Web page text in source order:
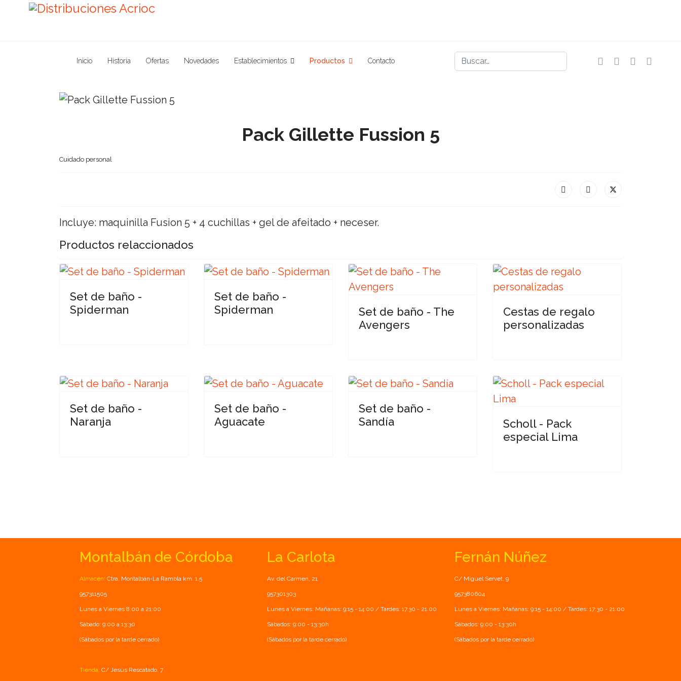
Inicio Historia Ofertas Novedades Establecimientos Productos Contacto Buscar
Pack Gillette Fussion 5
Cuidado personal
Incluye: maquinilla Fusion 5 + 4 cuchillas + gel de afeitado + neceser.
Productos relaccionados
Set de baño -
Spiderman
Set de baño -
Spiderman
Set de baño - The
Avengers
Cestas de regalo
personalizadas
Set de baño -
Naranja
Set de baño -
Aguacate
Set de baño -
Sandía
Scholl - Pack
especial Lima
Montalbán de Córdoba
Almacén: Ctra. Montalbán-La Rambla km. 1.5
957311505
Lunes a Viernes 8:00 a 21:00
Sábado: 9:00 a 13:30
(Sábados por la tarde cerrado)
Tienda: C/ Jesús Rescatado, 7
La Carlota
Av. del Carmen, 21
957301303
Lunes a Viernes: Mañanas: 9:15 - 14:00 / Tardes: 17.30 - 21.00
Sábados: 9:00 - 13:30h
(Sábados por la tarde cerrado)
Fernán Núñez
C/ Miguel Servet, 9
957380604
Lunes a Viernes: Mañanas: 9:15 - 14:00 / Tardes: 17:30 - 21:00
Sábados: 9:00 - 13:30h
(Sábados por la tarde cerrado)